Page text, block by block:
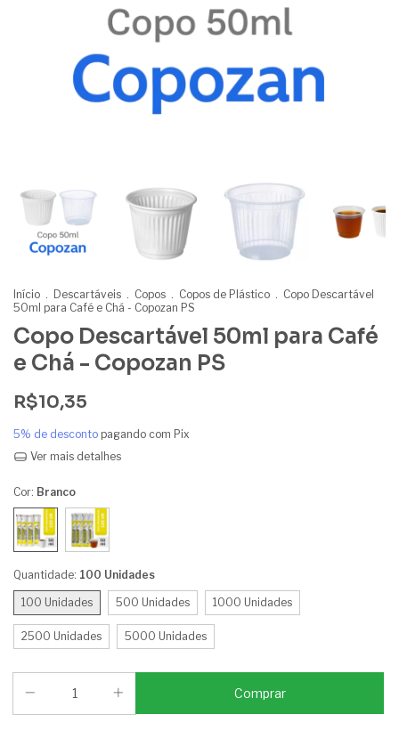
Início . Descartáveis . Copos . Copos de Plástico . Copo Descartável
50ml para Café e Chá - Copozan PS
Copo Descartável 50ml para Café
e Chá - Copozan PS
R$10,35
5% de desconto pagando com Pix
Ver mais detalhes
Cor: Branco
Quantidade: 100 Unidades
100 Unidades 500 Unidades 1000 Unidades
2500 Unidades 5000 Unidades